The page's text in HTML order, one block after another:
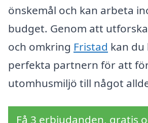
önskemål och kan arbeta
budget. Genom att
och omkring Fristad kan
perfekta partnern för att
utomhusmiljö till något
Få 3 erbjudanden, gratis